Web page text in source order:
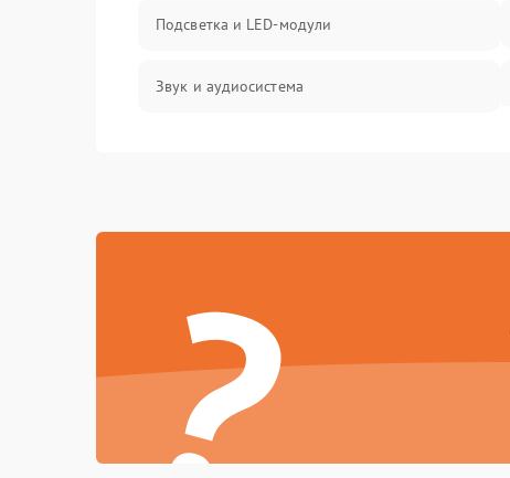
Подсветка и LED-модули
Звук и аудиосистема
Программное обеспечение
Корпус и механика
Пульт и управление
?